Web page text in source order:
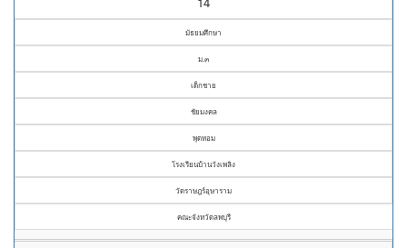
มัธยมศึกษา
ม.๓
เด็กชาย
ชัยมงคล
พุดหอม
โรงเรียนบ้านวังเพลิง
วัดราษฎร์อุษาราม
คณะจังหวัดลพบุรี